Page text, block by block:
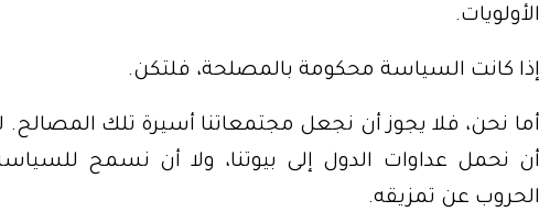
الأولويات.
إذا كانت السياسة محكومة بالمصلحة، فلتكن.
أما نحن، فلا يجوز أن نجعل مجتمعاتنا أسيرة تلك المصالح. لا
أن نحمل عداوات الدول إلى بيوتنا، ولا أن نسمح
الحروب عن تمزيقه.